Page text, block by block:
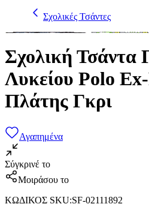
Σχολικές Τσάντες
Σχολική Τσάντα
Λυκείου Polo
Πλάτης Γκρι
Αγαπημένα
Σύγκρινέ το
Μοιράσου το
ΚΩΔΙΚΟΣ SKU:SF-02111892